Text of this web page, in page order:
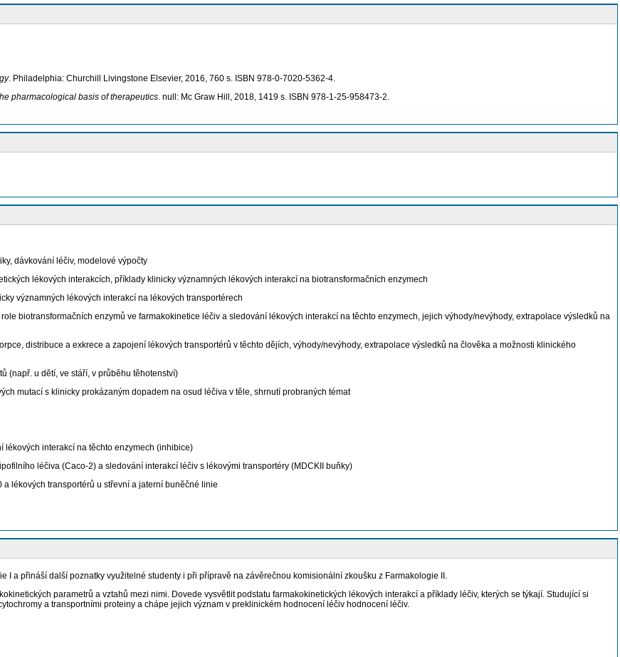
. Philadelphia: Churchill Livingstone Elsevier, 2016, 760 s. ISBN 978-0-7020-5362-4.
pharmacological basis of therapeutics. null: Mc Graw Hill, 2018, 1419 s. ISBN 978-1-25-958473-2.
dávkování léčiv, modelové výpočty
lékových interakcích, příklady klinicky významných lékových interakcí na biotransformačních enzymech
významných lékových interakcí na lékových transportérech
biotransformačních enzymů ve farmakokinetice léčiv a sledování lékových interakcí na těchto enzymech, jejich výhody/nevýhody, extrapolace výsledků na
distribuce a exkrece a zapojení lékových transportérů v těchto dějích, výhody/nevýhody, extrapolace výsledků na člověka a možnosti klinického
(např. u dětí, ve stáří, v průběhu těhotenství)
mutací s klinicky prokázaným dopadem na osud léčiva v těle, shrnutí probraných témat
lékových interakcí na těchto enzymech (inhibice)
léčiva (Caco-2) a sledování interakcí léčiv s lékovými transportéry (MDCKII buňky)
lékových transportérů u střevní a jaterní buněčné linie
I a přináší další poznatky využitelné studenty i při přípravě na závěrečnou komisionální zkoušku z Farmakologie II.
parametrů a vztahů mezi nimi. Dovede vysvětlit podstatu farmakokinetických lékových interakcí a příklady léčiv, kterých se týkají. Studující si
a transportními proteiny a chápe jejich význam v preklinickém hodnocení léčiv hodnocení léčiv.